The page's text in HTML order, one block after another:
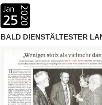
Unterwegs im
BALD DIENSTÄLTESTER